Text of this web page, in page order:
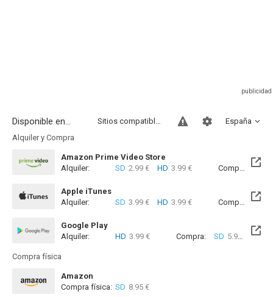
Disponible en... España
Sitios compatibles
Alquiler y Compra
Amazon Prime Video Store
Alquiler:
SD 2.99 € HD 3.99 € Compra: SD
Apple iTunes
Alquiler:
SD 3.99 € HD 3.99 € Compra: SD
Google Play
Alquiler:
HD 3.99 € Compra: SD 5.99 € HD
Compra física
Amazon
Compra física: SD 8.95 €